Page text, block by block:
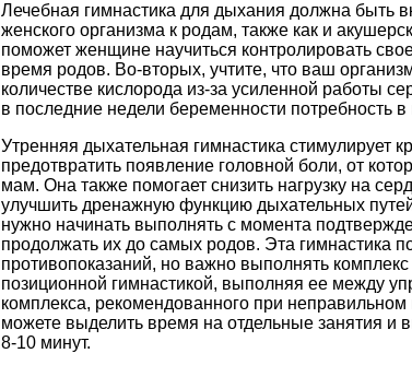
Лечебная гимнастика для дыхания должна быть
женского организма к родам, также как и
поможет женщине научиться контролировать
время родов. Во-вторых, учтите, что ваш
количестве кислорода из-за усиленной работы
в последние недели беременности потребность
Утренняя дыхательная гимнастика стимулирует
предотвратить появление головной боли, от
мам. Она также помогает снизить нагрузку на
улучшить дренажную функцию дыхательных
нужно начинать выполнять с момента
продолжать их до самых родов. Эта гимнастика
противопоказаний, но важно выполнять
позиционной гимнастикой, выполняя ее между
комплекса, рекомендованного при
можете выделить время на отдельные занятия и
8-10 минут.